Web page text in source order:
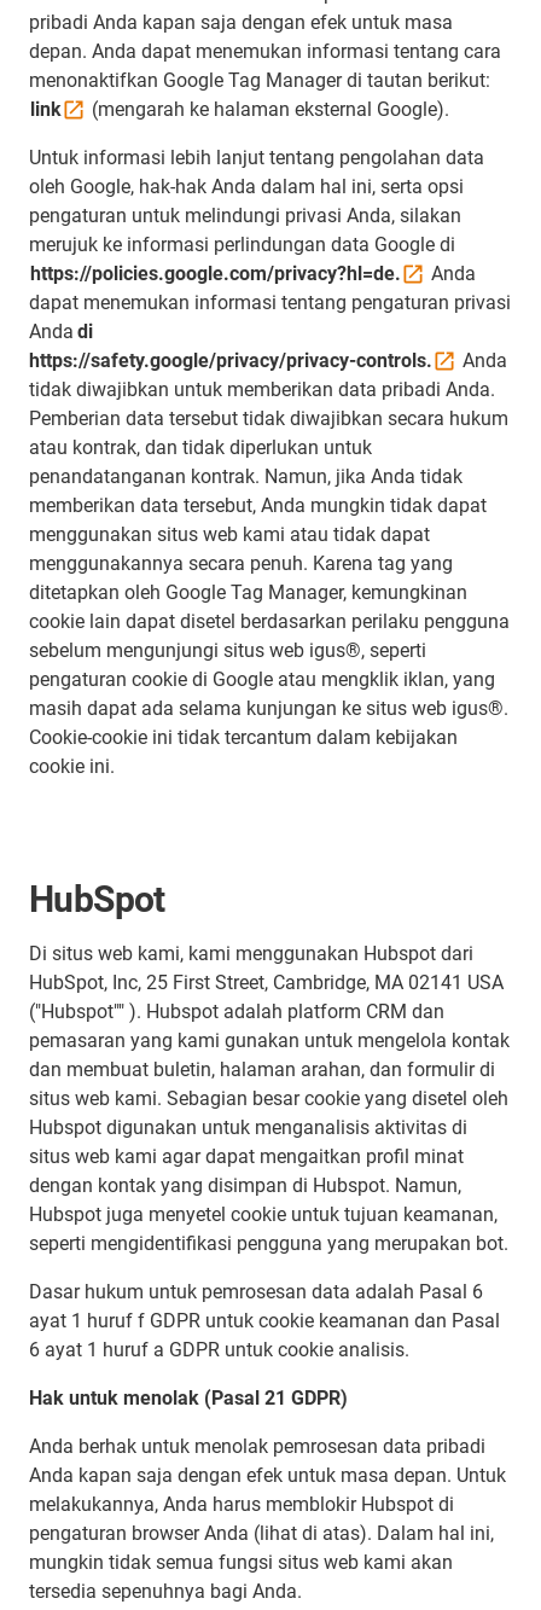
pribadi Anda kapan saja dengan efek untuk masa
depan. Anda dapat menemukan informasi tentang cara
menonaktifkan Google Tag Manager di tautan berikut:
link
(mengarah ke halaman eksternal Google).
Untuk informasi lebih lanjut tentang pengolahan data
oleh Google, hak-hak Anda dalam hal ini, serta opsi
pengaturan untuk melindungi privasi Anda, silakan
merujuk ke informasi perlindungan data Google di
https://policies.google.com/privacy?hl=de.
Anda
dapat menemukan informasi tentang pengaturan privasi
Anda di
https://safety.google/privacy/privacy-controls.
Anda
tidak diwajibkan untuk memberikan data pribadi Anda.
Pemberian data tersebut tidak diwajibkan secara hukum
atau kontrak, dan tidak diperlukan untuk
penandatanganan kontrak. Namun, jika Anda tidak
memberikan data tersebut, Anda mungkin tidak dapat
menggunakan situs web kami atau tidak dapat
menggunakannya secara penuh. Karena tag yang
ditetapkan oleh Google Tag Manager, kemungkinan
cookie lain dapat disetel berdasarkan perilaku pengguna
sebelum mengunjungi situs web igus®, seperti
pengaturan cookie di Google atau mengklik iklan, yang
masih dapat ada selama kunjungan ke situs web igus®.
Cookie-cookie ini tidak tercantum dalam kebijakan
cookie ini.
HubSpot
Di situs web kami, kami menggunakan Hubspot dari
HubSpot, Inc, 25 First Street, Cambridge, MA 02141 USA
("Hubspot"" ). Hubspot adalah platform CRM dan
pemasaran yang kami gunakan untuk mengelola kontak
dan membuat buletin, halaman arahan, dan formulir di
situs web kami. Sebagian besar cookie yang disetel oleh
Hubspot digunakan untuk menganalisis aktivitas di
situs web kami agar dapat mengaitkan profil minat
dengan kontak yang disimpan di Hubspot. Namun,
Hubspot juga menyetel cookie untuk tujuan keamanan,
seperti mengidentifikasi pengguna yang merupakan bot.
Dasar hukum untuk pemrosesan data adalah Pasal 6
ayat 1 huruf f GDPR untuk cookie keamanan dan Pasal
6 ayat 1 huruf a GDPR untuk cookie analisis.
Hak untuk menolak (Pasal 21 GDPR)
Anda berhak untuk menolak pemrosesan data pribadi
Anda kapan saja dengan efek untuk masa depan. Untuk
melakukannya, Anda harus memblokir Hubspot di
pengaturan browser Anda (lihat di atas). Dalam hal ini,
mungkin tidak semua fungsi situs web kami akan
tersedia sepenuhnya bagi Anda.